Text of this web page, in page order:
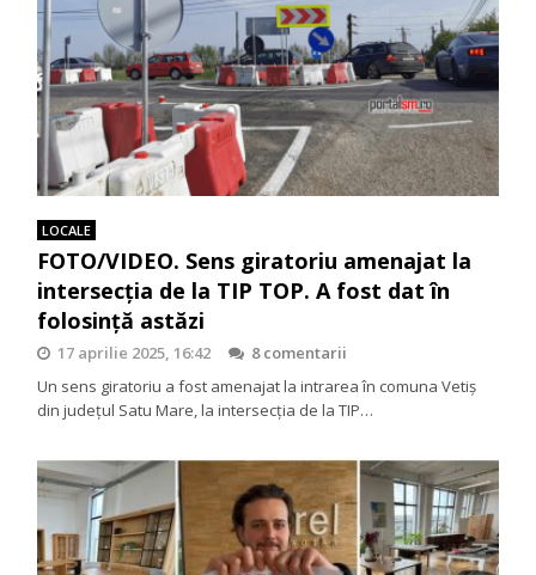
LOCALE
FOTO/VIDEO. Sens giratoriu amenajat la
intersecția de la TIP TOP. A fost dat în
folosință astăzi
17 aprilie 2025, 16:42
8 comentarii
Un sens giratoriu a fost amenajat la intrarea în comuna Vetiș
din județul Satu Mare, la intersecția de la TIP…